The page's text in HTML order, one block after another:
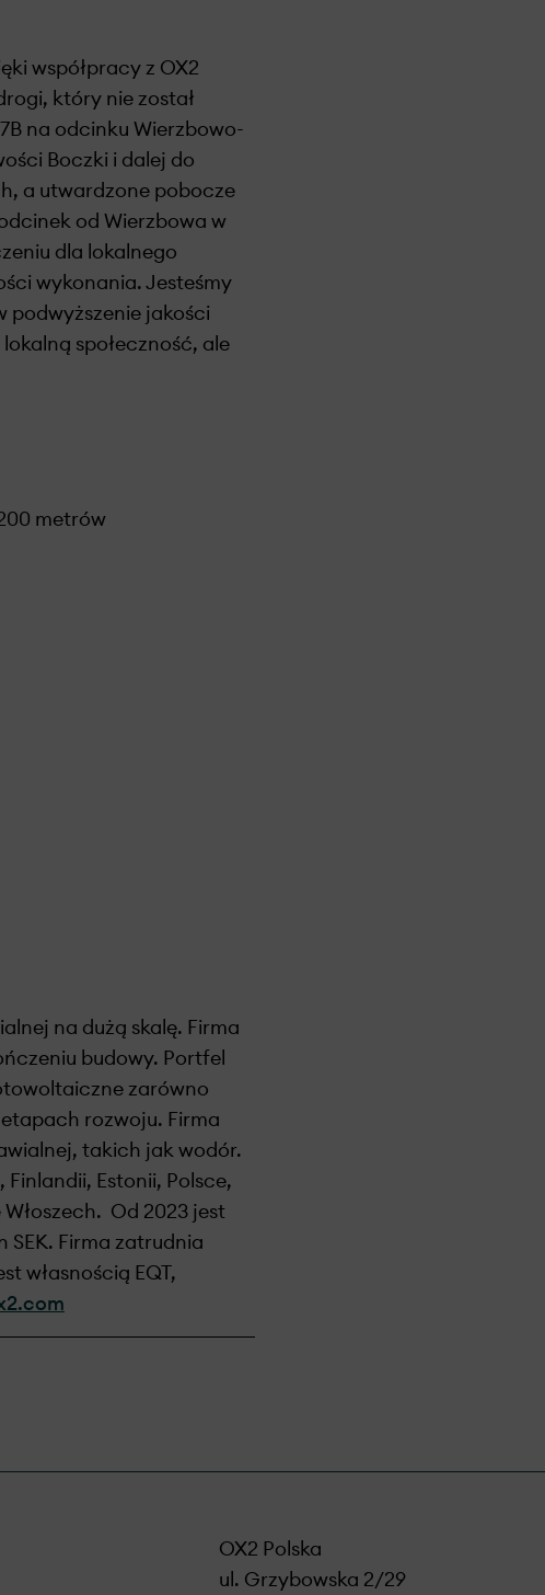
współpracy z OX2
który nie został
na odcinku Wierzbowo-
Boczki i dalej do
a utwardzone pobocze
od Wierzbowa w
dla lokalnego
wykonania. Jesteśmy
podwyższenie jakości
społeczność, ale
metrów
na dużą skalę. Firma
budowy. Portfel
zarówno
rozwoju. Firma
takich jak wodór.
Estonii, Polsce,
Od 2023 jest
SEK. Firma zatrudnia
własnością EQT,
OX2 Polska
ul. Grzybowska 2/29